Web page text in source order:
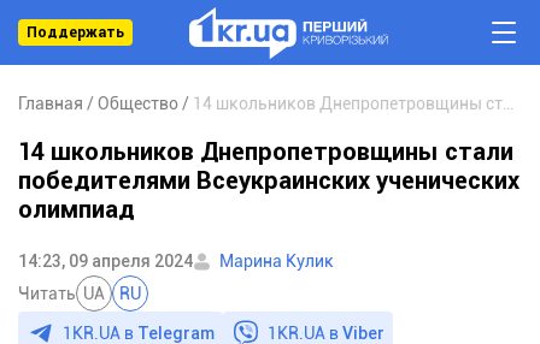
Поддержать
Главная Общество
14 школьников Днепропетровщины стали
победителями Всеукраинских ученических
олимпиад
14:23, 09 апреля 2024
Марина Кулик
Читать UA RU
1KR.UA в Telegram 1KR.UA вViber